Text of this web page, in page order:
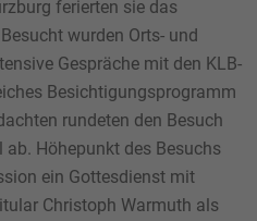
ferierten sie das
wurden Orts- und
Gespräche mit den KLB-
Besichtigungsprogramm
rundeten den Besuch
ab. Höhepunkt des Besuchs
ein Gottesdienst mit
Christoph Warmuth als